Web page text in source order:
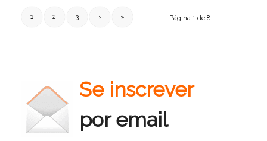
Página 1 de 8
1 2 3 › »
Se inscrever
por email